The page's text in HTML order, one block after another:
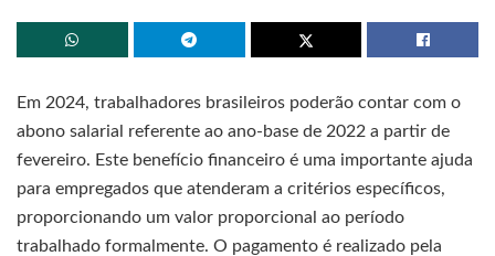
Em 2024, trabalhadores brasileiros poderão contar com o
abono salarial referente ao ano-base de 2022 a partir de
fevereiro. Este benefício financeiro é uma importante ajuda
para empregados que atenderam a critérios específicos,
proporcionando um valor proporcional ao período
trabalhado formalmente. O pagamento é realizado pela